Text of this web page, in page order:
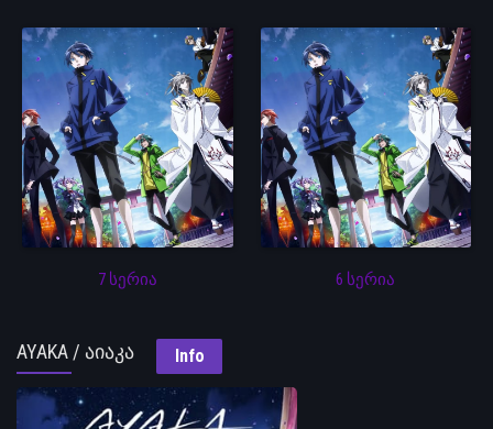
7 სერია 6 სერია
AYAKA / აიაკა Info